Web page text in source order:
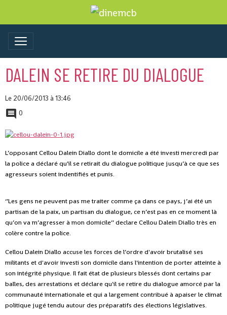
DALEIN SE RETIRE DU DIALOGUE
Le 20/06/2013 à 13:46
0
L’opposant Cellou Dalein Diallo dont le domicile a été investi mercredi par
la police a déclaré qu’il se retirait du dialogue politique jusqu’à ce que ses
agresseurs soient indentifiés et punis.
‘’Les gens ne peuvent pas me traiter comme ça dans ce pays, j’ai été un
partisan de la paix, un partisan du dialogue, ce n’est pas en ce moment là
qu’on va m’agresser à mon domicile’’ declare Cellou Dalein Diallo très en
colère contre la police.
Cellou Dalein Diallo accuse les forces de l’ordre d'avoir brutalisé ses
militants et d'avoir investi son domicile dans l'intention de porter atteinte à
son intégrité physique. Il fait état de plusieurs blessés dont certains par
balles, des arrestations et déclare qu'il se retire du dialogue amorcé par la
communauté internationale et qui a largement contribué à apaiser le climat
politique jugé tendu autour des préparatifs des élections législatives.